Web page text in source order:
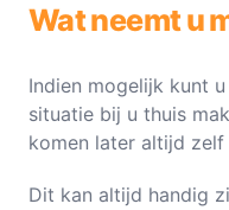
Wat neemt u
Indien mogelijk kunt
situatie bij u thuis
komen later altijd
Dit kan altijd handig